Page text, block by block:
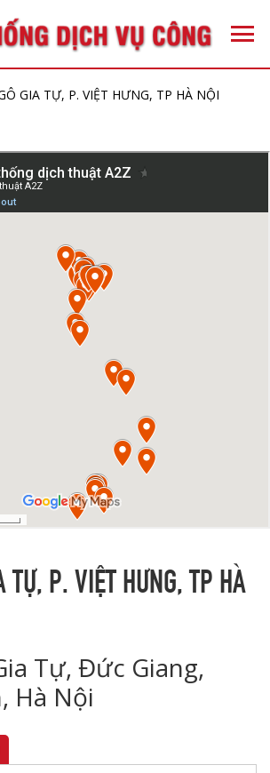
GIA TỰ, P. VIỆT HƯNG, TP HÀ NỘI
TỰ, P. VIỆT HƯNG, TP HÀ
Tự, Đức Giang,
Hà Nội